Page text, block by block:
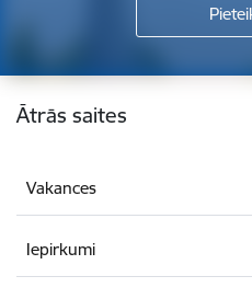
Kājene
Ātrās saites
Vakances
Iepirkumi